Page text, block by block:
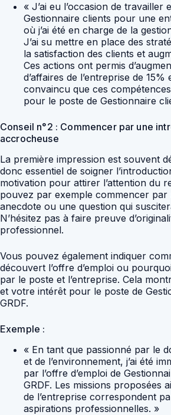
« J’ai eu l’occasion de travailler
Gestionnaire clients pour une
où j’ai été en charge de la
J’ai su mettre en place des
la satisfaction des clients et
Ces actions ont permis
d’affaires de l’entreprise de
convaincu que ces
pour le poste de Gestionnaire
Conseil n°2 : Commencer par une
accrocheuse
La première impression est souvent
donc essentiel de soigner
motivation pour attirer l’attention du
pouvez par exemple commencer par
anecdote ou une question qui
N’hésitez pas à faire preuve
professionnel.
Vous pouvez également indiquer
découvert l’offre d’emploi ou
par le poste et l’entreprise. Cela
et votre intérêt pour le poste de
GRDF.
Exemple :
« En tant que passionné par le
et de l’environnement, j’ai été
par l’offre d’emploi de
GRDF. Les missions proposées
de l’entreprise correspondent
aspirations professionnelles. »